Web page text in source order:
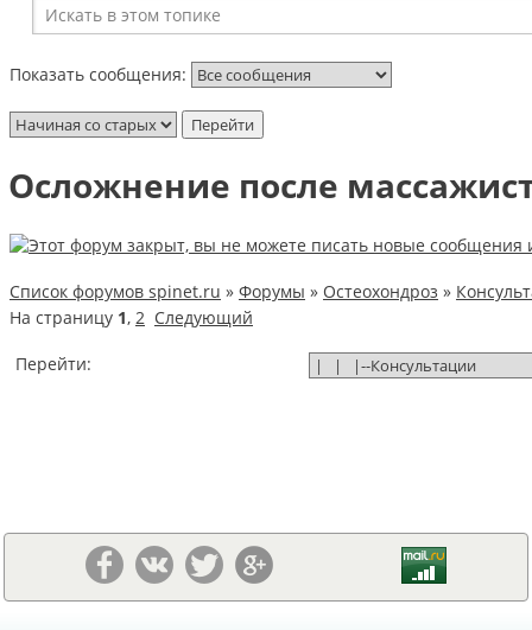
Показать сообщения:
Осложнение после
Список форумов spinet.ru » Форумы » Остеохондроз »
На страницу 1, 2 Следующий
Перейти: